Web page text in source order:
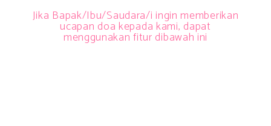
Jika Bapak/Ibu/Saudara/i ingin memberikan
ucapan doa kepada kami, dapat
menggunakan fitur dibawah ini